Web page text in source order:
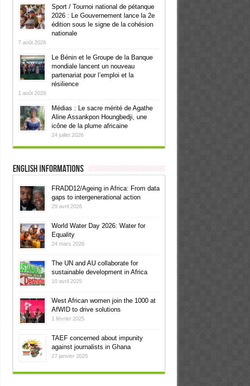
Sport / Tournoi national de pétanque
2026 : Le Gouvernement lance la 2e
édition sous le signe de la cohésion
nationale
7 août 2026
Le Bénin et le Groupe de la Banque
mondiale lancent un nouveau
partenariat pour l’emploi et la
résilience
1 août 2026
Médias : Le sacre mérité de Agathe
Aline Assankpon Houngbedji, une
icône de la plume africaine
24 juillet 2026
English informations
FRADD12/Ageing in Africa: From data
gaps to intergenerational action
29 avril 2026
World Water Day 2026: Water for
Equality
24 mars 2026
The UN and AU collaborate for
sustainable development in Africa
10 avril 2025
West African women join the 1000 at
AfWID to drive solutions
1 février 2025
TAEF concerned about impunity
against journalists in Ghana
27 janvier 2025